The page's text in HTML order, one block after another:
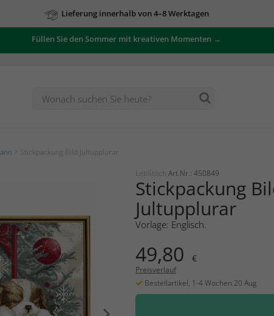
Lieferung innerhalb von 4–8 Werktagen
Füllen Sie den Sommer mit kreativen Momenten →
> Stickpackung Bild Jultupplurar
LetiStitch Art.Nr.: 450849
Stickpackung
Jultupplurar
Vorlage: Englisch.
49,80 €
Preisverlauf
Bestellartikel, 1-4 Wochen 20 Aug